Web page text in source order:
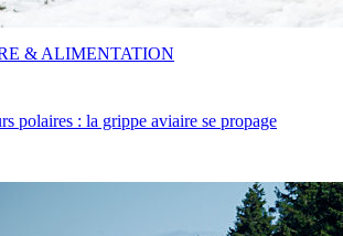
polaires : la grippe aviaire se propage
& ALIMENTATION